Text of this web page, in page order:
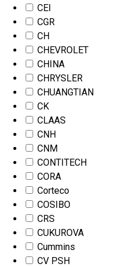
CEI
CGR
CH
CHEVROLET
CHINA
CHRYSLER
CHUANGTIAN
CK
CLAAS
CNH
CNM
CONTITECH
CORA
Corteco
COSIBO
CRS
CUKUROVA
Cummins
CV PSH